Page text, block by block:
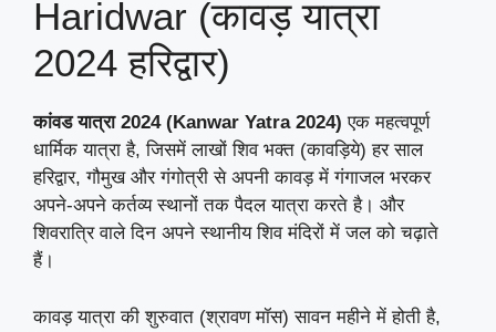
Haridwar (कावड़ यात्रा
2024 हरिद्वार)
कांवड यात्रा 2024 (Kanwar Yatra 2024) एक महत्वपूर्ण
धार्मिक यात्रा है, जिसमें लाखों शिव भक्त (कावड़िये) हर साल
हरिद्वार, गौमुख और गंगोत्री से अपनी कावड़ में गंगाजल भरकर
अपने-अपने कर्तव्य स्थानों तक पैदल यात्रा करते है। और
शिवरात्रि वाले दिन अपने स्थानीय शिव मंदिरों में जल को चढ़ाते
हैं।
कावड़ यात्रा की शुरुवात (श्रावण मॉस) सावन महीने में होती है,